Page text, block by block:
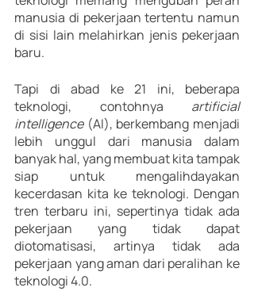
manusia di pekerjaan tertentu namun
di sisi lain melahirkan jenis pekerjaan
baru.
Tapi di abad ke 21 ini, beberapa
teknologi, contohnya artificial
intelligence (AI), berkembang menjadi
lebih unggul dari manusia dalam
banyak hal, yang membuat kita tampak
siap untuk mengalihdayakan
kecerdasan kita ke teknologi. Dengan
tren terbaru ini, sepertinya tidak ada
pekerjaan yang tidak dapat
diotomatisasi, artinya tidak ada
pekerjaan yang aman dari peralihan ke
teknologi 4.0.